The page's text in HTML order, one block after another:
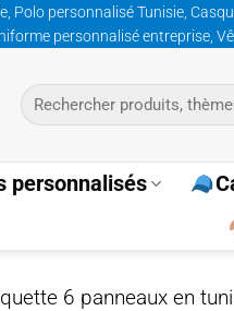
Polo personnalisé Tunisie,
personnalisé entreprise,
Recherche
pour :
personnalisés
6 panneaux en